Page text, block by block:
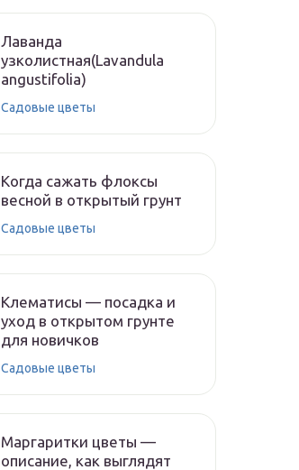
Лаванда
узколистная(Lavandula
angustifolia)
Садовые цветы
Когда сажать флоксы
весной в открытый грунт
Садовые цветы
Клематисы — посадка и
уход в открытом грунте
для новичков
Садовые цветы
Маргаритки цветы —
описание, как выглядят